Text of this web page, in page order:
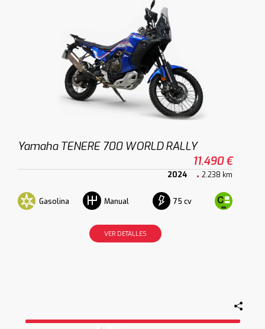
Yamaha TENERE 700 WORLD RALLY
11.490 €
2024 2.238 km
Gasolina Manual 75 cv
VER DETALLES